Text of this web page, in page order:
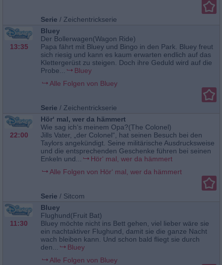
Serie / Zeichentrickserie
13:35
Bluey
Der Bollerwagen(Wagon Ride)
Papa fährt mit Bluey und Bingo in den Park. Bluey freut
sich riesig und kann es kaum erwarten endlich auf das
Klettergerüst zu steigen. Doch ihre Geduld wird auf die
Probe...
Bluey
Alle Folgen von Bluey
Serie / Zeichentrickserie
22:00
Hör‘ mal, wer da hämmert
Wie sag ich‘s meinem Opa?(The Colonel)
Jills Vater, „der Colonel“, hat seinen Besuch bei den
Taylors angekündigt. Seine militärische Ausdrucksweise
und die entsprechenden Geschenke führen bei seinen
Enkeln und...
Hör‘ mal, wer da hämmert
Alle Folgen von Hör‘ mal, wer da hämmert
Serie / Sitcom
11:30
Bluey
Flughund(Fruit Bat)
Bluey möchte nicht ins Bett gehen, viel lieber wäre sie
ein nachtaktiver Flughund, damit sie die ganze Nacht
wach bleiben kann. Und schon bald fliegt sie durch
den...
Bluey
Alle Folgen von Bluey